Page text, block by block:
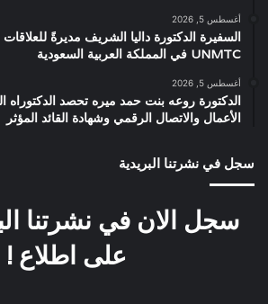
أغسطس 5, 2026
السفيرة الدكتورة داليا الشريف مديرةً
UNMTC في المملكة العربية السعودية
أغسطس 5, 2026
الدكتورة روعه بنت حمد ميره تحصد الدكتوراه
الأعمال والاتصال الرقمي وشهادة القائد المؤثر
سجل في نشرتنا البريدية
سجل الان في نشرتنا
على اطلاع !